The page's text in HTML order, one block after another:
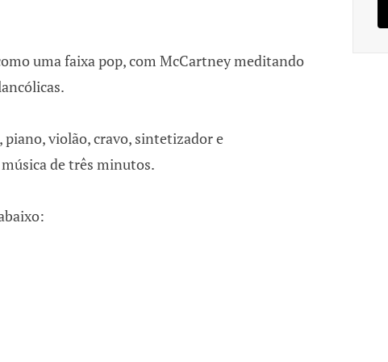
uma faixa pop, com McCartney meditando
piano, violão, cravo, sintetizador e
de três minutos.